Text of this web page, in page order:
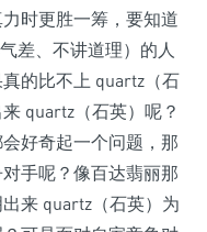
时更胜一筹，要知道
差、不讲道理）的人
的比不上 quartz（石
quartz（石英）呢？
好奇起一个问题，那
手呢？像百达翡丽那
来 quartz（石英）为